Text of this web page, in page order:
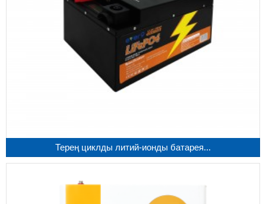
Терең циклды литий-ионды батарея...